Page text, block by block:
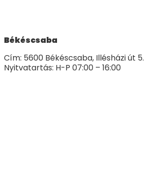
Békéscsaba
Cím: 5600 Békéscsaba, Illésházi út 5.
Nyitvatartás: H-P 07:00 – 16:00